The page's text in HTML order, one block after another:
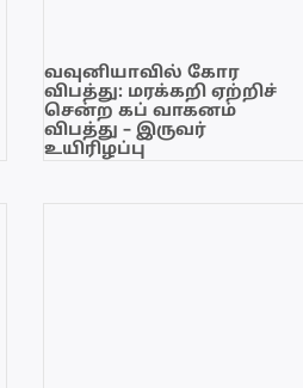
வவுனியாவில் கோர
விபத்து: மரக்கறி ஏற்றிச்
சென்ற கப் வாகனம்
விபத்து – இருவர்
உயிரிழப்பு